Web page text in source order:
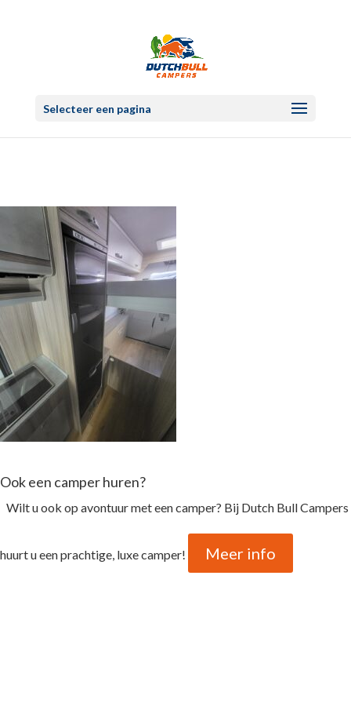
Selecteer een pagina
Ook een camper huren?
Wilt u ook op avontuur met een camper? Bij Dutch Bull Campers
huurt u een prachtige, luxe camper! Meer info